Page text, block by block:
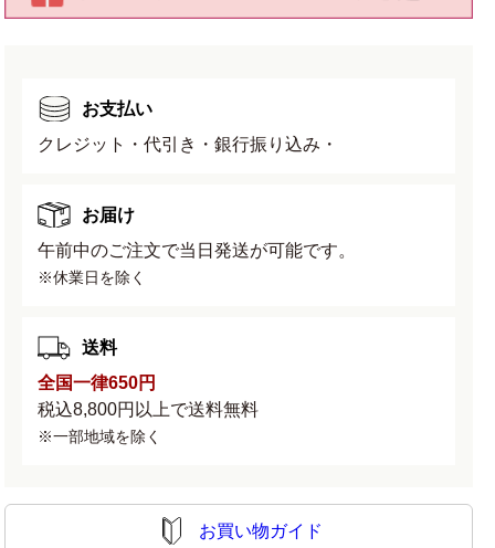
量
ら
す
量
す
お支払い
クレジット・代引き・銀行振り込み・
お届け
午前中のご注文で当日発送が可能です。
※休業日を除く
送料
全国一律650円
税込8,800円以上で送料無料
※一部地域を除く
お買い物ガイド